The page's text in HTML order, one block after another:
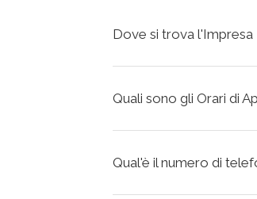
Dove si trova l'Impresa
Quali sono gli Orari di
Qual'è il numero di